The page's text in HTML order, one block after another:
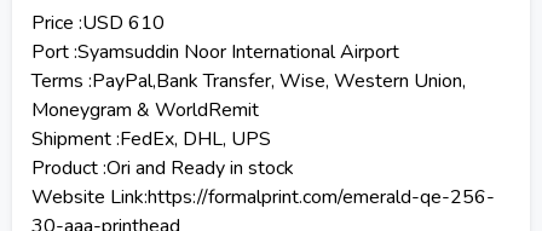
Price :USD 610
Port :Syamsuddin Noor International Airport
Terms :PayPal,Bank Transfer, Wise, Western Union,
Moneygram & WorldRemit
Shipment :FedEx, DHL, UPS
Product :Ori and Ready in stock
Website Link:https://formalprint.com/emerald-qe-256-